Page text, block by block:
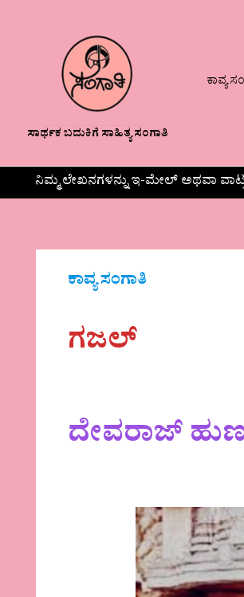
ಸಾರ್ಥಕ ಬದುಕಿಗೆ ಸಾಹಿತ್ಯ ಸಂಗಾತಿ
ಕಾವ್ಯ
ನಿಮ್ಮ ಲೇಖನಗಳನ್ನು ಇ-ಮೇಲ್ ಅಥವಾ
ಕಾವ್ಯ ಸಂಗಾತಿ
ಗಜಲ್
ದೇವರಾಜ್